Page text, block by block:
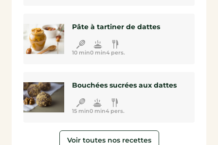
Pâte à tartiner de dattes
10 min0 min4 pers.
Bouchées sucrées aux dattes
15 min0 min4 pers.
Voir toutes nos recettes